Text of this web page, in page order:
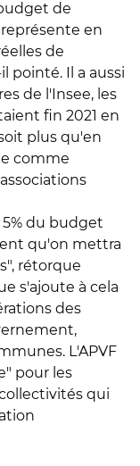
de
en
de
pointé. Il a aussi
de l'Insee, les
fin 2021 en
plus qu'en
comme
du budget
qu'on mettra
rétorque
s'ajoute à cela
des
L'APVF
pour les
qui